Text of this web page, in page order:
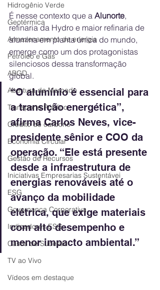
Hidrogênio Verde
Geotérmica
Armazenamento de energia
Petróleo e Gás
ABGD
Abertura de Mercado
Transporte Público
Crédito de carbono
Economia Circular
Gestão de Recursos
Iniciativas Empresarias Sustentávei
ESG
Governança Corporativa
Indicadores ESG
Casos de Sucesso
TV ao Vivo
Vídeos em destaque
É nesse contexto que a Alunorte,
refinaria da Hydro e maior refinaria de
alumina em planta única do mundo,
emerge como um dos protagonistas
silenciosos dessa transformação
global.
“O alumínio é essencial para
a transição energética”,
afirma Carlos Neves, vice-
presidente sênior e COO da
operação. “Ele está presente
desde a infraestrutura de
energias renováveis até o
avanço da mobilidade
elétrica, que exige materiais
com alto desempenho e
menor impacto ambiental.”